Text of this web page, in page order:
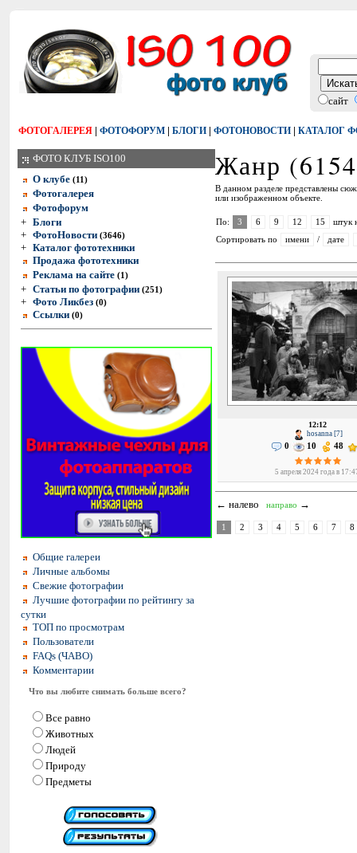
сайт
ФОТОГАЛЕРЕЯ | ФОТОФОРУМ | БЛОГИ | ФОТОНОВОСТИ | КАТАЛОГ
ФОТО КЛУБ ISO100
О клубе (11)
Фотогалерея
Фотофорум
+ Блоги
+ ФотоНовости (3646)
+ Каталог фототехники
Продажа фототехники
Реклама на сайте (1)
+ Статьи по фотографии (251)
+ Фото Ликбез (0)
Ссылки (0)
Общие галереи
Личные альбомы
Свежие фотографии
Лучшие фотографии по рейтингу за
сутки
ТОП по просмотрам
Пользователи
FAQs (ЧАВО)
Комментарии
Что вы любите снимать больше всего?
Все равно
Животных
Людей
Природу
Предметы
Жанр
В данном разделе представлены
или изображенном объекте.
По: 3 6 9 12 15
штук
Сортировать по
имени / дате
12:12
hosanna [7]
0 10 48
5 апреля 2024 года в
← налево направо →
1 2 3 4 5 6 7 8